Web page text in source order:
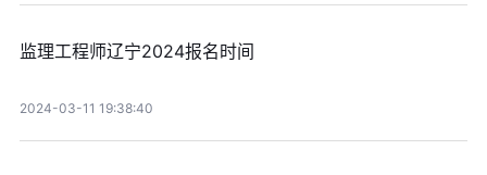
监理工程师辽宁2024报名时间
2024-03-11 19:38:40